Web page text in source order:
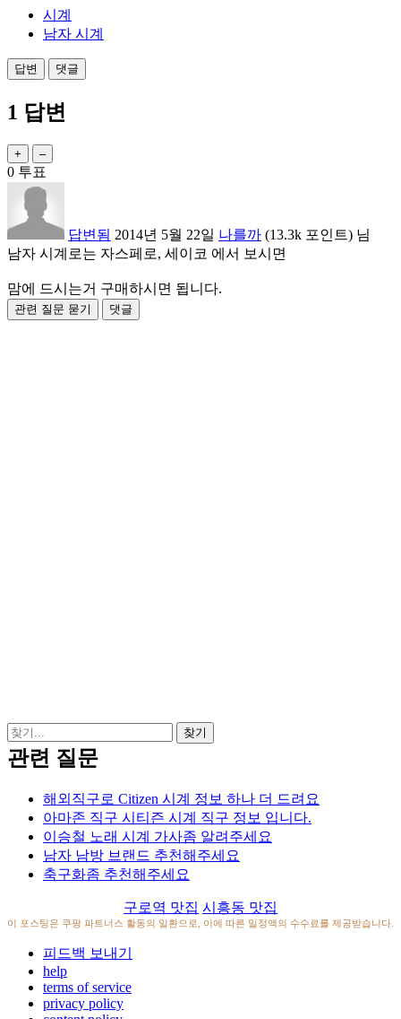
시계
남자 시계
1 답변
0 투표
답변됨 2014년 5월 22일 나를까 (13.3k 포인트) 님
남자 시계로는 자스페로, 세이코 에서 보시면
맘에 드시는거 구매하시면 됩니다.
관련 질문
해외직구로 Citizen 시계 정보 하나 더 드려요
아마존 직구 시티즌 시계 직구 정보 입니다.
이승철 노래 시계 가사좀 알려주세요
남자 남방 브랜드 추천해주세요
축구화좀 추천해주세요
구로역 맛집 시흥동 맛집
이 포스팅은 쿠팡 파트너스 활동의 일환으로, 이에 따른 일정액의 수수료를 제공받습니다.
피드백 보내기
help
terms of service
privacy policy